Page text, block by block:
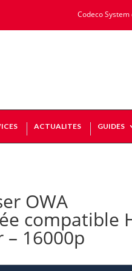
Codeco
ACTUALITES GUIDES
OWA
compatible
– 16000p